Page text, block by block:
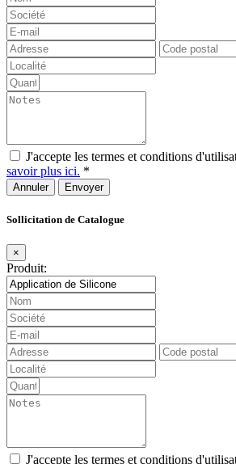
J'accepte les termes et conditions
savoir plus ici. *
Annuler
Sollicitation de Catalogue
×
Produit:
J'accepte les termes et conditions